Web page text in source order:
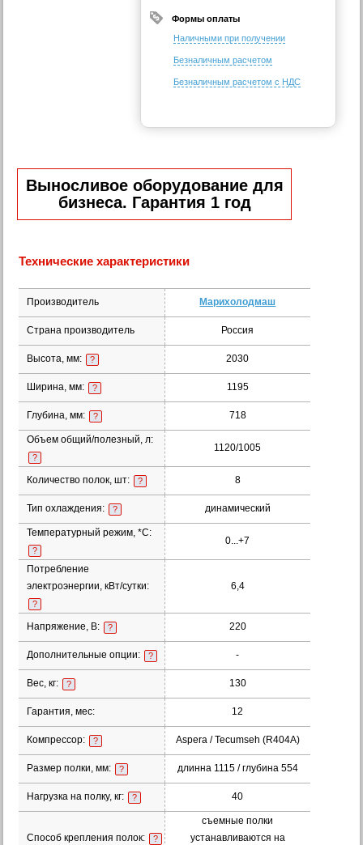
Формы оплаты
Наличными при получении
Безналичным расчетом
Безналичным расчетом с НДС
Выносливое оборудование для
бизнеса. Гарантия 1 год
Технические характеристики
Производитель Марихолодмаш
Страна производитель Россия
Высота, мм: ? 2030
Ширина, мм: ? 1195
Глубина, мм: ? 718
Объем общий/полезный, л:
?
1120/1005
Количество полок, шт: ? 8
Тип охлаждения: ? динамический
Температурный режим, *С:
?
0...+7
Потребление
электроэнергии, кВт/сутки:
?
6,4
Напряжение, В: ? 220
Дополнительные опции: ? -
Вес, кг: ? 130
Гарантия, мес: 12
Компрессор: ? Aspera / Tecumseh (R404A)
Размер полки, мм: ? длинна 1115 / глубина 554
Нагрузка на полку, кг: ? 40
Способ крепления полок: ?
съемные полки
устанавливаются на